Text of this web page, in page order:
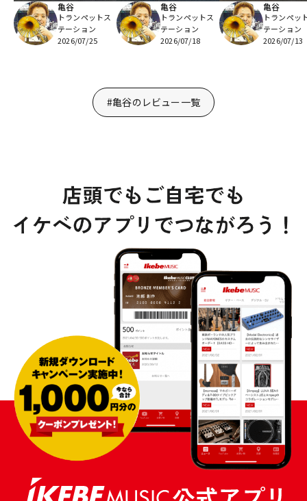
亀谷
トランペットス
テーション
2026/07/25
亀谷
トランペットス
テーション
2026/07/18
亀谷
トランペッ
テーション
2026/07/13
#亀谷のレビュー一覧